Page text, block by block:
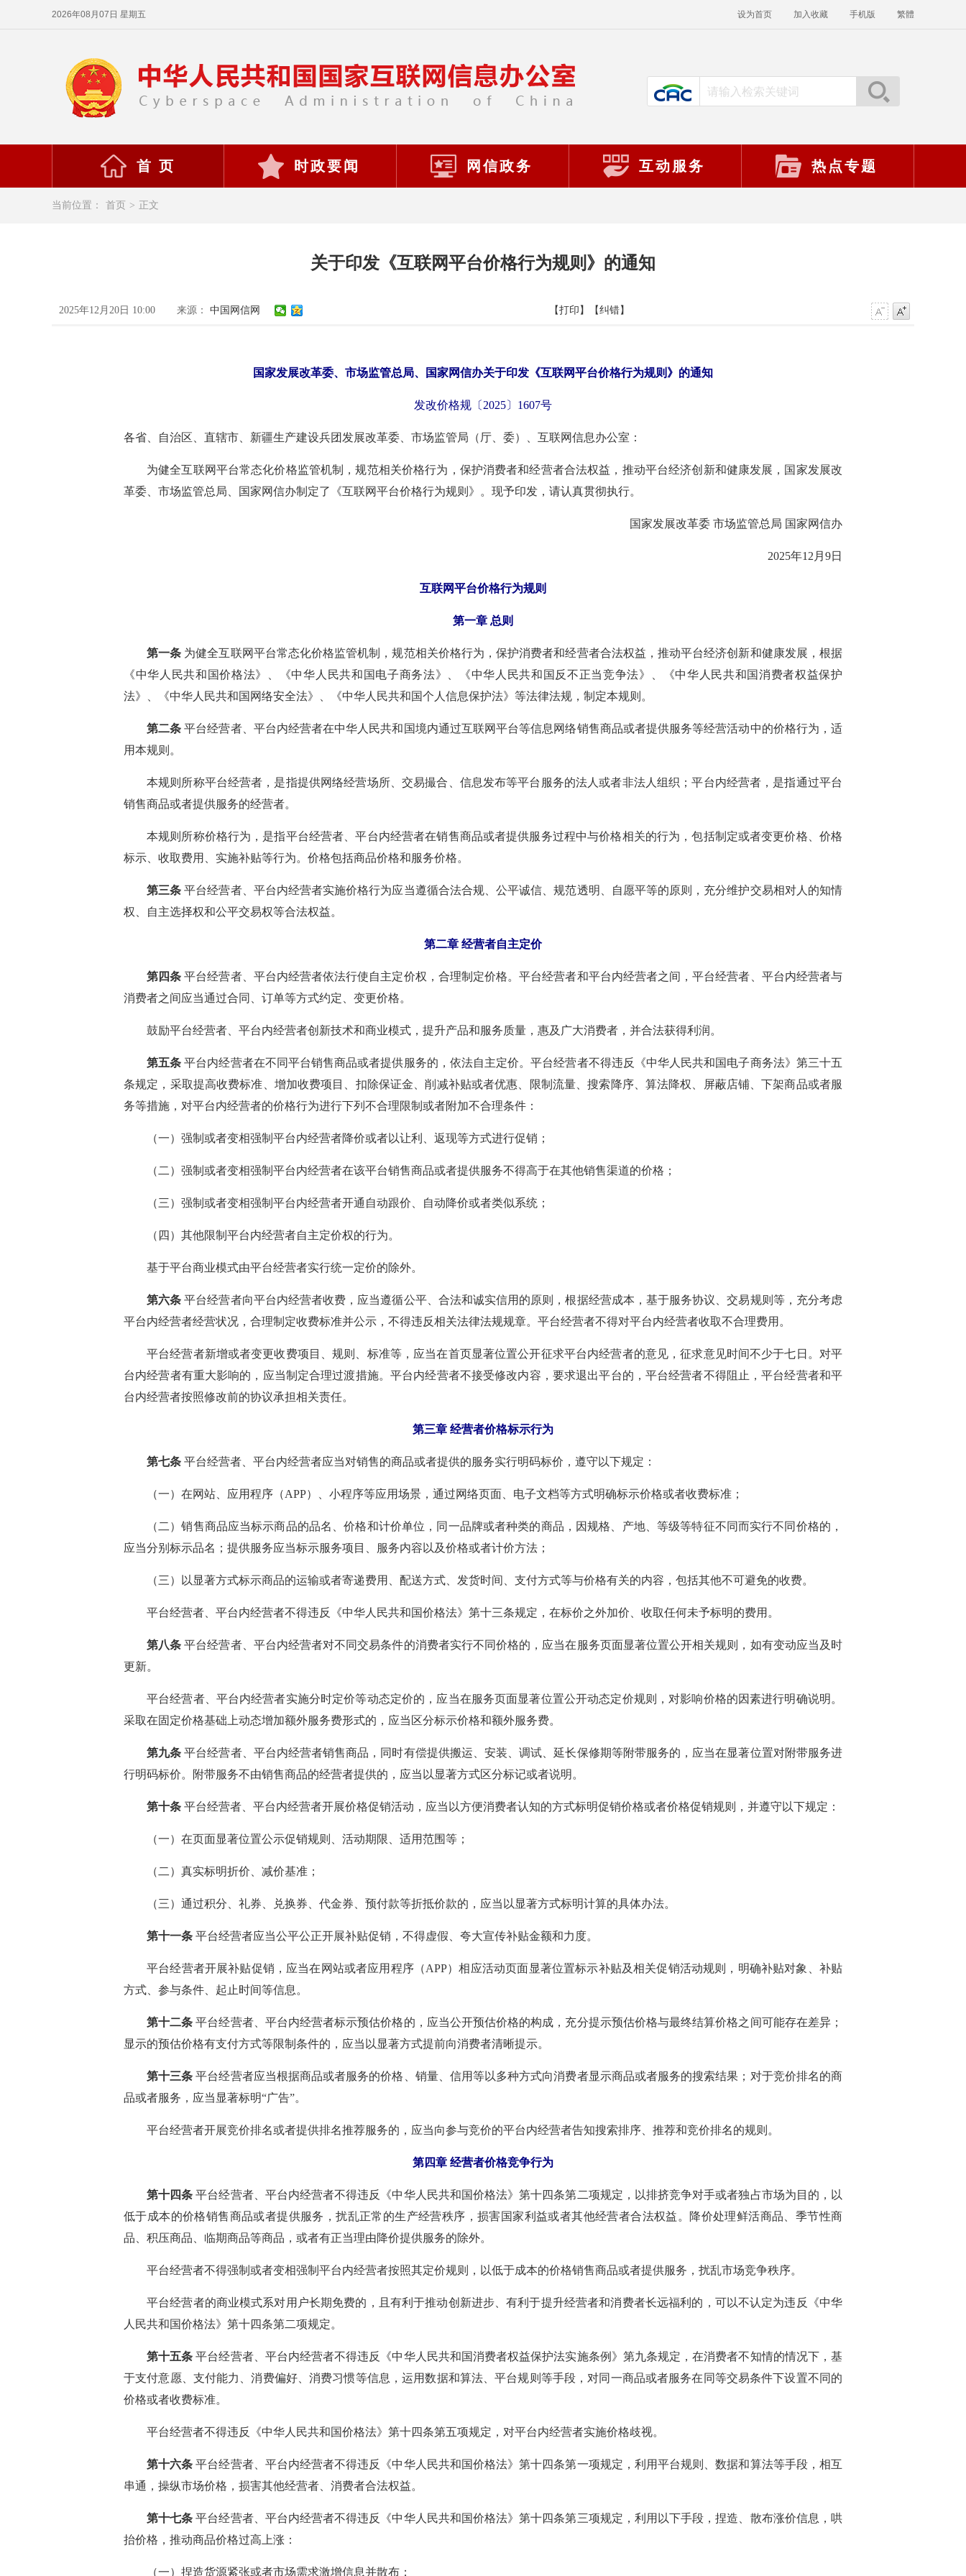
2026年08月07日 星期五 设为首页 加入收藏 手机版 繁體
首 页 时政要闻 网信政务 互动服务 热点专题
当前位置： 首页 > 正文
关于印发《互联网平台价格行为规则》的通知
2025年12月20日 10:00 来源： 中国网信网 【打印】 【纠错】
国家发展改革委、市场监管总局、国家网信办关于印发《互联网平台价格行为规则》的通知
发改价格规〔2025〕1607号
各省、自治区、直辖市、新疆生产建设兵团发展改革委、市场监管局（厅、委）、互联网信息办公室：
为健全互联网平台常态化价格监管机制，规范相关价格行为，保护消费者和经营者合法权益，推动平台经济创新和健康发展，国家发展改
革委、市场监管总局、国家网信办制定了《互联网平台价格行为规则》。现予印发，请认真贯彻执行。
国家发展改革委 市场监管总局 国家网信办
2025年12月9日
互联网平台价格行为规则
第一章 总则
第一条 为健全互联网平台常态化价格监管机制，规范相关价格行为，保护消费者和经营者合法权益，推动平台经济创新和健康发展，根据
《中华人民共和国价格法》、《中华人民共和国电子商务法》、《中华人民共和国反不正当竞争法》、《中华人民共和国消费者权益保护
法》、《中华人民共和国网络安全法》、《中华人民共和国个人信息保护法》等法律法规，制定本规则。
第二条 平台经营者、平台内经营者在中华人民共和国境内通过互联网平台等信息网络销售商品或者提供服务等经营活动中的价格行为，适
用本规则。
本规则所称平台经营者，是指提供网络经营场所、交易撮合、信息发布等平台服务的法人或者非法人组织；平台内经营者，是指通过平台
销售商品或者提供服务的经营者。
本规则所称价格行为，是指平台经营者、平台内经营者在销售商品或者提供服务过程中与价格相关的行为，包括制定或者变更价格、价格
标示、收取费用、实施补贴等行为。价格包括商品价格和服务价格。
第三条 平台经营者、平台内经营者实施价格行为应当遵循合法合规、公平诚信、规范透明、自愿平等的原则，充分维护交易相对人的知情
权、自主选择权和公平交易权等合法权益。
第二章 经营者自主定价
第四条 平台经营者、平台内经营者依法行使自主定价权，合理制定价格。平台经营者和平台内经营者之间，平台经营者、平台内经营者与
消费者之间应当通过合同、订单等方式约定、变更价格。
鼓励平台经营者、平台内经营者创新技术和商业模式，提升产品和服务质量，惠及广大消费者，并合法获得利润。
第五条 平台内经营者在不同平台销售商品或者提供服务的，依法自主定价。平台经营者不得违反《中华人民共和国电子商务法》第三十五
条规定，采取提高收费标准、增加收费项目、扣除保证金、削减补贴或者优惠、限制流量、搜索降序、算法降权、屏蔽店铺、下架商品或者服
务等措施，对平台内经营者的价格行为进行下列不合理限制或者附加不合理条件：
（一）强制或者变相强制平台内经营者降价或者以让利、返现等方式进行促销；
（二）强制或者变相强制平台内经营者在该平台销售商品或者提供服务不得高于在其他销售渠道的价格；
（三）强制或者变相强制平台内经营者开通自动跟价、自动降价或者类似系统；
（四）其他限制平台内经营者自主定价权的行为。
基于平台商业模式由平台经营者实行统一定价的除外。
第六条 平台经营者向平台内经营者收费，应当遵循公平、合法和诚实信用的原则，根据经营成本，基于服务协议、交易规则等，充分考虑
平台内经营者经营状况，合理制定收费标准并公示，不得违反相关法律法规规章。平台经营者不得对平台内经营者收取不合理费用。
平台经营者新增或者变更收费项目、规则、标准等，应当在首页显著位置公开征求平台内经营者的意见，征求意见时间不少于七日。对平
台内经营者有重大影响的，应当制定合理过渡措施。平台内经营者不接受修改内容，要求退出平台的，平台经营者不得阻止，平台经营者和平
台内经营者按照修改前的协议承担相关责任。
第三章 经营者价格标示行为
第七条 平台经营者、平台内经营者应当对销售的商品或者提供的服务实行明码标价，遵守以下规定：
（一）在网站、应用程序（APP）、小程序等应用场景，通过网络页面、电子文档等方式明确标示价格或者收费标准；
（二）销售商品应当标示商品的品名、价格和计价单位，同一品牌或者种类的商品，因规格、产地、等级等特征不同而实行不同价格的，
应当分别标示品名；提供服务应当标示服务项目、服务内容以及价格或者计价方法；
（三）以显著方式标示商品的运输或者寄递费用、配送方式、发货时间、支付方式等与价格有关的内容，包括其他不可避免的收费。
平台经营者、平台内经营者不得违反《中华人民共和国价格法》第十三条规定，在标价之外加价、收取任何未予标明的费用。
第八条 平台经营者、平台内经营者对不同交易条件的消费者实行不同价格的，应当在服务页面显著位置公开相关规则，如有变动应当及时
更新。
平台经营者、平台内经营者实施分时定价等动态定价的，应当在服务页面显著位置公开动态定价规则，对影响价格的因素进行明确说明。
采取在固定价格基础上动态增加额外服务费形式的，应当区分标示价格和额外服务费。
第九条 平台经营者、平台内经营者销售商品，同时有偿提供搬运、安装、调试、延长保修期等附带服务的，应当在显著位置对附带服务进
行明码标价。附带服务不由销售商品的经营者提供的，应当以显著方式区分标记或者说明。
第十条 平台经营者、平台内经营者开展价格促销活动，应当以方便消费者认知的方式标明促销价格或者价格促销规则，并遵守以下规定：
（一）在页面显著位置公示促销规则、活动期限、适用范围等；
（二）真实标明折价、减价基准；
（三）通过积分、礼券、兑换券、代金券、预付款等折抵价款的，应当以显著方式标明计算的具体办法。
第十一条 平台经营者应当公平公正开展补贴促销，不得虚假、夸大宣传补贴金额和力度。
平台经营者开展补贴促销，应当在网站或者应用程序（APP）相应活动页面显著位置标示补贴及相关促销活动规则，明确补贴对象、补贴
方式、参与条件、起止时间等信息。
第十二条 平台经营者、平台内经营者标示预估价格的，应当公开预估价格的构成，充分提示预估价格与最终结算价格之间可能存在差异；
显示的预估价格有支付方式等限制条件的，应当以显著方式提前向消费者清晰提示。
第十三条 平台经营者应当根据商品或者服务的价格、销量、信用等以多种方式向消费者显示商品或者服务的搜索结果；对于竞价排名的商
品或者服务，应当显著标明“广告”。
平台经营者开展竞价排名或者提供排名推荐服务的，应当向参与竞价的平台内经营者告知搜索排序、推荐和竞价排名的规则。
第四章 经营者价格竞争行为
第十四条 平台经营者、平台内经营者不得违反《中华人民共和国价格法》第十四条第二项规定，以排挤竞争对手或者独占市场为目的，以
低于成本的价格销售商品或者提供服务，扰乱正常的生产经营秩序，损害国家利益或者其他经营者合法权益。降价处理鲜活商品、季节性商
品、积压商品、临期商品等商品，或者有正当理由降价提供服务的除外。
平台经营者不得强制或者变相强制平台内经营者按照其定价规则，以低于成本的价格销售商品或者提供服务，扰乱市场竞争秩序。
平台经营者的商业模式系对用户长期免费的，且有利于推动创新进步、有利于提升经营者和消费者长远福利的，可以不认定为违反《中华
人民共和国价格法》第十四条第二项规定。
第十五条 平台经营者、平台内经营者不得违反《中华人民共和国消费者权益保护法实施条例》第九条规定，在消费者不知情的情况下，基
于支付意愿、支付能力、消费偏好、消费习惯等信息，运用数据和算法、平台规则等手段，对同一商品或者服务在同等交易条件下设置不同的
价格或者收费标准。
平台经营者不得违反《中华人民共和国价格法》第十四条第五项规定，对平台内经营者实施价格歧视。
第十六条 平台经营者、平台内经营者不得违反《中华人民共和国价格法》第十四条第一项规定，利用平台规则、数据和算法等手段，相互
串通，操纵市场价格，损害其他经营者、消费者合法权益。
第十七条 平台经营者、平台内经营者不得违反《中华人民共和国价格法》第十四条第三项规定，利用以下手段，捏造、散布涨价信息，哄
抬价格，推动商品价格过高上涨：
（一）捏造货源紧张或者市场需求激增信息并散布；